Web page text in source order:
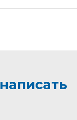
написать